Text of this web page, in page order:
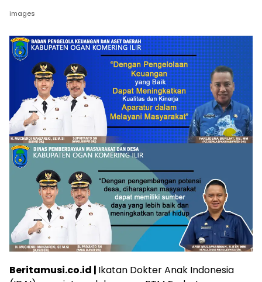
images
Beritamusi.co.id | Ikatan Dokter Anak Indonesia